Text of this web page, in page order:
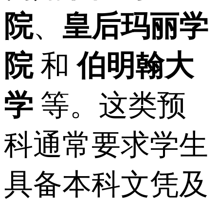
院、 皇后玛丽学
院和伯明翰大
学 等。这类预
科通常要求学生
具备本科文凭及